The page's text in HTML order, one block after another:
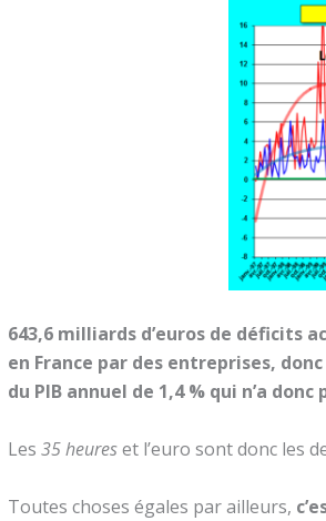
643,6 milliards d’euros de déficits
en France par des entreprises,
du PIB annuel de 1,4 % qui n’a
Les 35 heureset l’euro sont donc les
Toutes choses égales par ailleurs,